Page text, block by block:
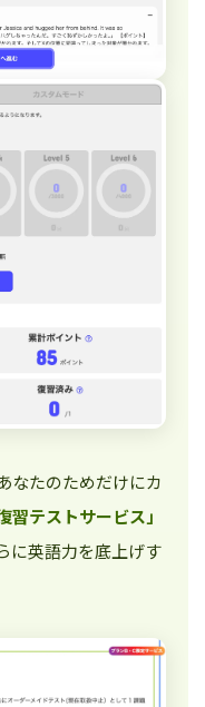
なたのためだけにカ
習テストサービス」
に英語力を底上げす